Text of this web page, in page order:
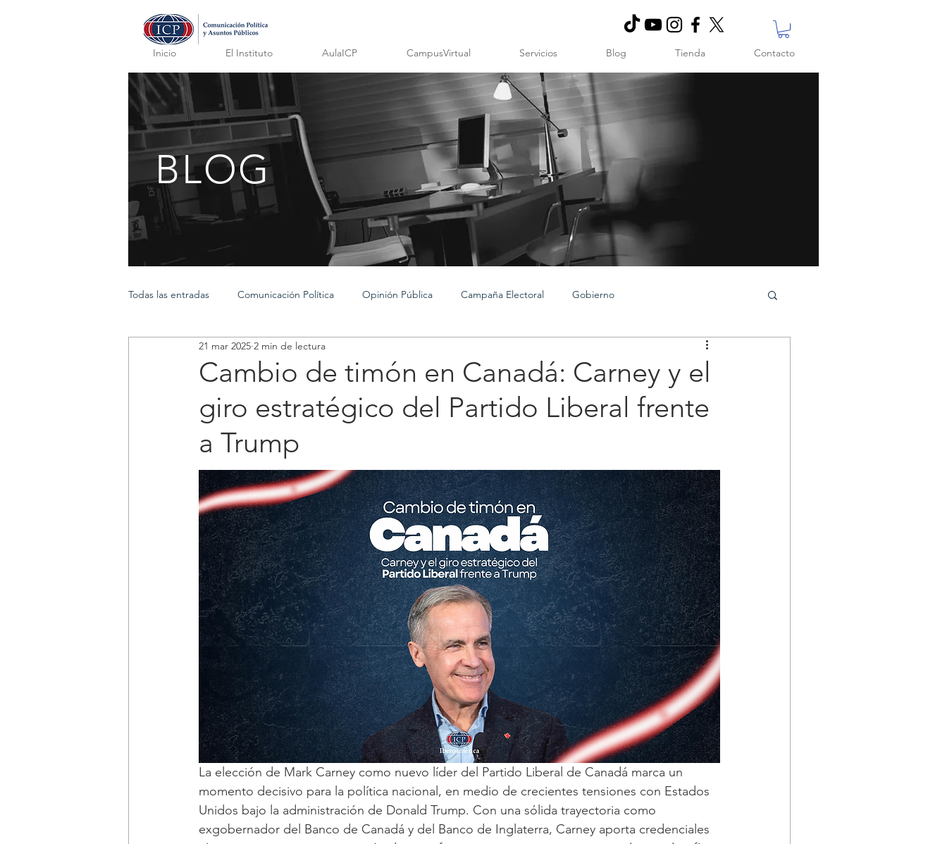
Inicio El Instituto AulaICP CampusVirtual Servicios Blog Tienda Contacto
BLOG
Todas las entradas Comunicación Política Opinión Pública Campaña Electoral Gobierno
Cambio de timón en Canadá: Carney y el
giro estratégico del Partido Liberal frente
a Trump
21 mar 2025 2 min de lectura
La elección de Mark Carney como nuevo líder del Partido Liberal de Canadá marca un
momento decisivo para la política nacional, en medio de crecientes tensiones con Estados
Unidos bajo la administración de Donald Trump. Con una sólida trayectoria como
exgobernador del Banco de Canadá y del Banco de Inglaterra, Carney aporta credenciales